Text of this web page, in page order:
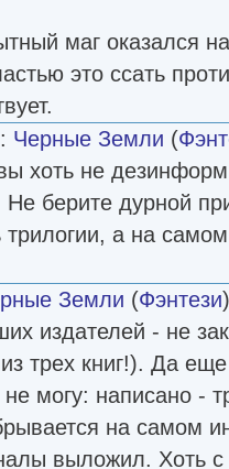
маг оказался
это ссать
: Черные Земли (
хоть не
Не берите дурной
трилогии, а на
Земли (Фэнтези
издателей - не
из трех книг!). Да
могу: написано -
на самом
выложил. Хоть